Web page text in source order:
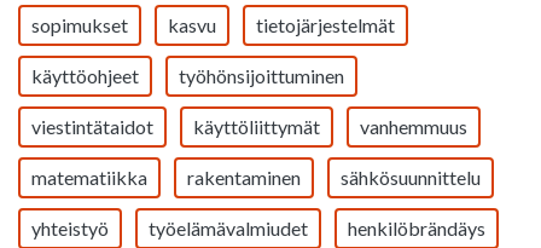
sopimukset kasvu tietojärjestelmät
käyttöohjeet työhönsijoittuminen
viestintätaidot käyttöliittymät vanhemmuus
matematiikka rakentaminen sähkösuunnittelu
yhteistyö työelämävalmiudet henkilöbrändäys